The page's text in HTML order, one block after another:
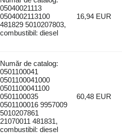
05040021113
0504002113100
481829 5010207803,
combustibil: diesel
16,94 EUR
Număr de catalog:
0501100041
0501100041000
0501100041100
0501100035
0501100016 9957009
5010207861
21070011 481831,
combustibil: diesel
60,48 EUR